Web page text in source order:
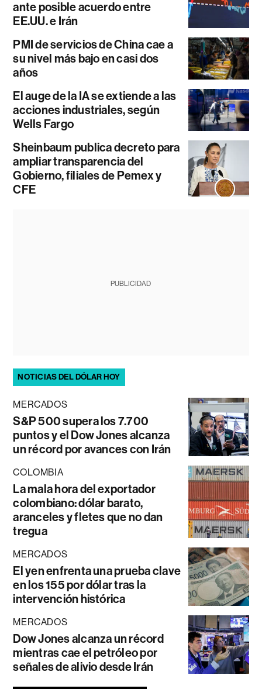
ante posible acuerdo entre
EE.UU. e Irán
PMI de servicios de China cae a
su nivel más bajo en casi dos
años
El auge de la IA se extiende a las
acciones industriales, según
Wells Fargo
Sheinbaum publica decreto para
ampliar transparencia del
Gobierno, filiales de Pemex y
CFE
PUBLICIDAD
NOTICIAS DEL DÓLAR HOY
MERCADOS
S&P 500 supera los 7.700
puntos y el Dow Jones alcanza
un récord por avances con Irán
COLOMBIA
La mala hora del exportador
colombiano: dólar barato,
aranceles y fletes que no dan
tregua
MERCADOS
El yen enfrenta una prueba clave
en los 155 por dólar tras la
intervención histórica
MERCADOS
Dow Jones alcanza un récord
mientras cae el petróleo por
señales de alivio desde Irán